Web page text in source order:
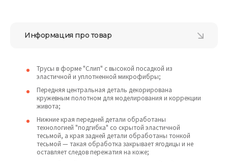
Информация про товар
Трусы в форме "Слип" с высокой посадкой из
эластичной и уплотненной микрофибры;
Передняя центральная деталь декорирована
кружевным полотном для моделирования и коррекции
живота;
Нижние края передней детали обработаны
технологией "подгибка" со скрытой эластичной
тесьмой, а края задней детали обработаны тонкой
тесьмой — такая обработка закрывает ягодицы и не
оставляет следов пережатия на коже;